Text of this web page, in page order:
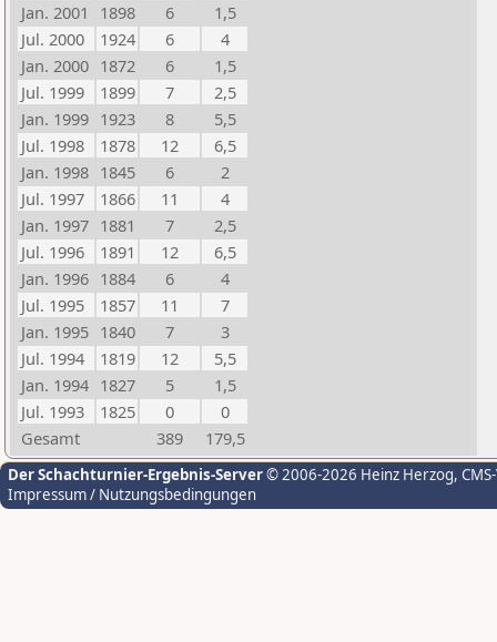
Jan. 2001
1898 6
1,5
Jul. 2000
1924 6
4
Jan. 2000 1872 6
1,5
Jul. 1999
1899 7
2,5
Jan. 1999 1923 8
5,5
Jul. 1998
1878 12
6,5
Jan. 1998 1845 6
2
Jul. 1997
1866 11
4
Jan. 1997 1881 7
2,5
Jul. 1996
1891 12
6,5
Jan. 1996 1884 6
4
Jul. 1995
1857 11
7
Jan. 1995 1840 7
3
Jul. 1994
1819 12
5,5
Jan. 1994 1827 5
1,5
Jul. 1993
1825 0
0
Gesamt
389 179,5
Der Schachturnier-Ergebnis-Server© 2006-2026 Heinz Herzog,
Impressum / Nutzungsbedingungen